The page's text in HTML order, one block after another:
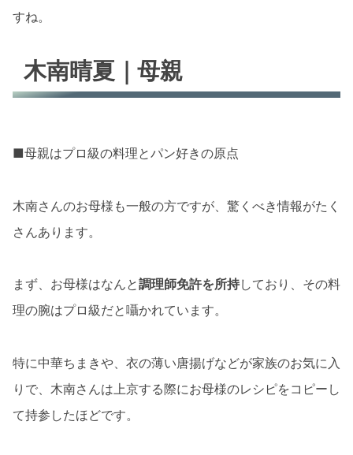
すね。
木南晴夏｜母親
■母親はプロ級の料理とパン好きの原点
木南さんのお母様も一般の方ですが、驚くべき情報がたく
さんあります。
まず、お母様はなんと調理師免許を所持しており、その料
理の腕はプロ級だと囁かれています。
特に中華ちまきや、衣の薄い唐揚げなどが家族のお気に入
りで、木南さんは上京する際にお母様のレシピをコピーし
て持参したほどです。